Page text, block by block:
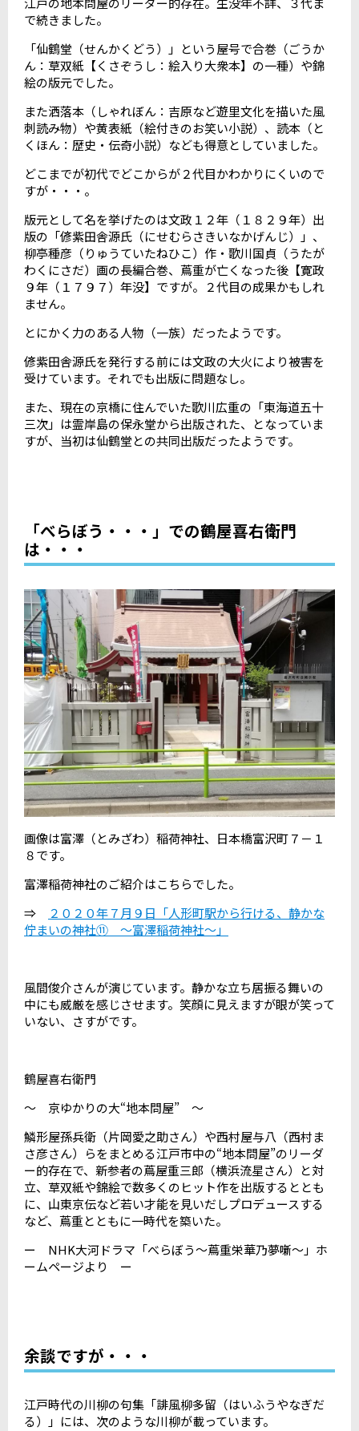
で続きました。
「仙鶴堂（せんかくどう）」という屋号で合巻（ごうか
ん：草双紙【くさぞうし：絵入り大衆本】の一種）や錦
絵の版元でした。
また洒落本（しゃれぼん：吉原など遊里文化を描いた風
刺読み物）や黄表紙（絵付きのお笑い小説）、読本（と
くほん：歴史・伝奇小説）なども得意としていました。
どこまでが初代でどこからが２代目かわかりにくいので
すが・・・。
版元として名を挙げたのは文政１２年（１８２９年）出
版の「偐紫田舎源氏（にせむらさきいなかげんじ）」、
柳亭種彦（りゅうていたねひこ）作・歌川国貞（うたが
わくにさだ）画の長編合巻、蔦重が亡くなった後【寛政
９年（１７９７）年没】ですが。２代目の成果かもしれ
ません。
とにかく力のある人物（一族）だったようです。
偐紫田舎源氏を発行する前には文政の大火により被害を
受けています。それでも出版に問題なし。
また、現在の京橋に住んでいた歌川広重の「東海道五十
三次」は霊岸島の保永堂から出版された、となっていま
すが、当初は仙鶴堂との共同出版だったようです。
「べらぼう・・・」での鶴屋喜右衛門
は・・・
画像は富澤（とみざわ）稲荷神社、日本橋富沢町７－１
８です。
富澤稲荷神社のご紹介はこちらでした。
⇒
２０２０年７月９日「人形町駅から行ける、静かな
佇まいの神社⑪ ～富澤稲荷神社～」
風間俊介さんが演じています。静かな立ち居振る舞いの
中にも威厳を感じさせます。笑顔に見えますが眼が笑って
いない、さすがです。
鶴屋喜右衛門
～ 京ゆかりの大“地本問屋” ～
鱗形屋孫兵衛（片岡愛之助さん）や西村屋与八（西村ま
さ彦さん）らをまとめる江戸市中の“地本問屋”のリーダ
ー的存在で、新参者の蔦屋重三郎（横浜流星さん）と対
立、草双紙や錦絵で数多くのヒット作を出版するととも
に、山東京伝など若い才能を見いだしプロデュースする
など、蔦重とともに一時代を築いた。
ー NHK大河ドラマ「べらぼう～蔦重栄華乃夢噺～」ホ
ームページより ー
余談ですが・・・
江戸時代の川柳の句集「誹風柳多留（はいふうやなぎだ
る）」には、次のような川柳が載っています。